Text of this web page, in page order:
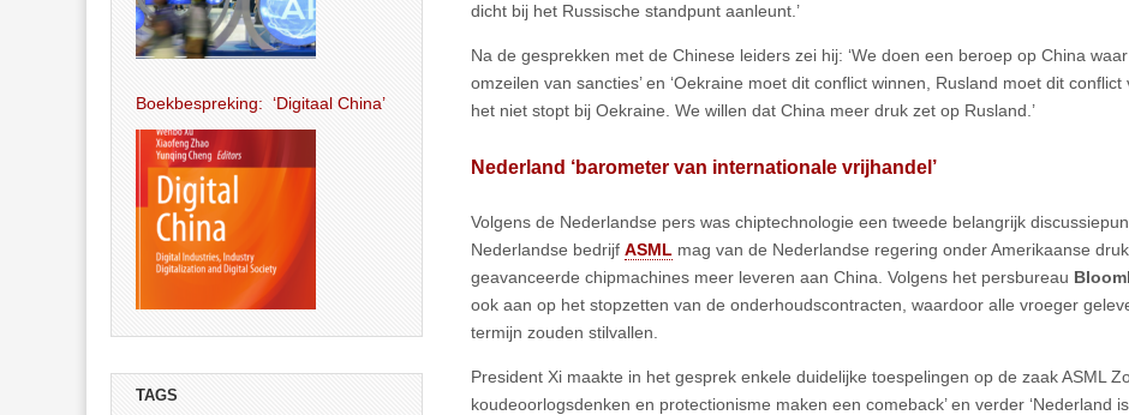
dicht bij het Russische standpunt aanleunt.’
Na de gesprekken met de Chinese leiders zei hij: ‘We doen een beroep op China
omzeilen van sancties’ en ‘Oekraine moet dit conflict winnen, Rusland moet dit
het niet stopt bij Oekraine. We willen dat China meer druk zet op Rusland.’
Nederland ‘barometer van internationale vrijhandel’
Volgens de Nederlandse pers was chiptechnologie een tweede belangrijk
Nederlandse bedrijf ASML mag van de Nederlandse regering onder Amerikaanse
geavanceerde chipmachines meer leveren aan China. Volgens het persbureau
ook aan op het stopzetten van de onderhoudscontracten, waardoor alle vroeger
termijn zouden stilvallen.
President Xi maakte in het gesprek enkele duidelijke toespelingen op de zaak ASML
koudeoorlogsdenken en protectionisme maken een comeback’ en verder ‘Nederland
Boekbespreking: ‘Digitaal China’
TAGS